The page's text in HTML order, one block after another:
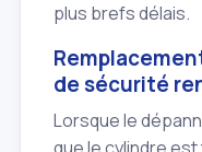
plus brefs délais.
de sécurité
Lorsque le